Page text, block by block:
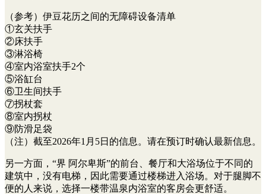
（参考）伊豆花历之间的无障碍设备清单
①玄关扶手
②床扶手
③淋浴椅
④室内浴室扶手2个
⑤浴缸台
⑥卫生间扶手
⑦拐杖套
⑧室内拐杖
⑨防滑足袋
（注）截至2026年1月5日的信息。请在预订时确认最新信息。
另一方面，“界 阿尔卑斯”的前台、餐厅和大浴场位于不同的
建筑中，没有电梯，因此需要通过楼梯进入浴场。对于腿脚不
便的人来说，选择一楼带温泉内浴室的客房会更舒适。